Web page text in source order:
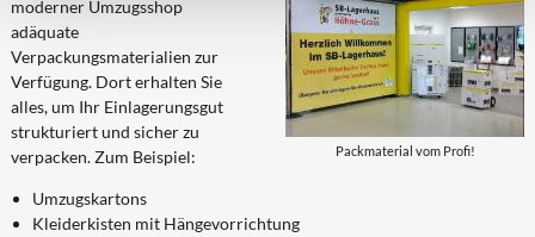
Packmaterial vom Profi!
moderner Umzugsshop
adäquate
Verpackungsmaterialien zur
Verfügung. Dort erhalten Sie
alles, um Ihr Einlagerungsgut
strukturiert und sicher zu
verpacken. Zum Beispiel:
Umzugskartons
Kleiderkisten mit Hängevorrichtung